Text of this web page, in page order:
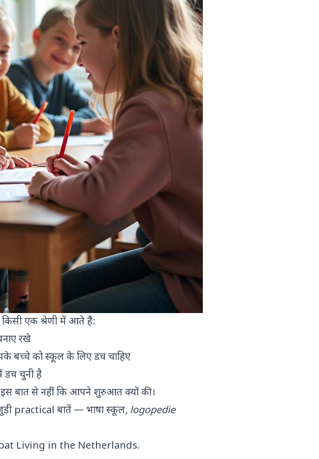
एक श्रेणी में आते हैं:
रखे
बच्चे को स्कूल के लिए डच चाहिए
डच चुनी है
इस बात से नहीं कि आपने शुरुआत क्यों की।
practical बातें — भाषा स्कूल, logopedie
Living in the Netherlands.